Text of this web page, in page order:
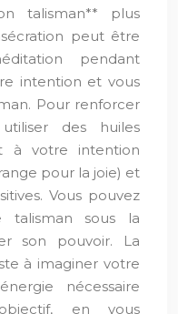
talisman** plus
peut être
pendant
intention et vous
Pour renforcer
des huiles
à votre intention
pour la joie) et
Vous pouvez
talisman sous la
son pouvoir. La
à imaginer votre
nécessaire
en vous